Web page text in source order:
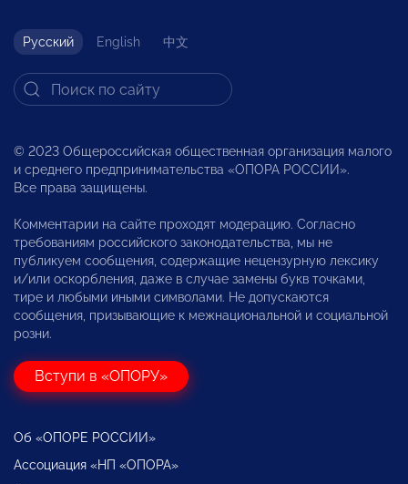
Русский English 中文
© 2023 Общероссийская общественная организация малого
и среднего предпринимательства «ОПОРА РОССИИ».
Все права защищены.
Комментарии на сайте проходят модерацию. Согласно
требованиям российского законодательства, мы не
публикуем сообщения, содержащие нецензурную лексику
и/или оскорбления, даже в случае замены букв точками,
тире и любыми иными символами. Не допускаются
сообщения, призывающие к межнациональной и социальной
розни.
Вступи в «ОПОРУ»
Об «ОПОРЕ РОССИИ»
Ассоциация «НП «ОПОРА»